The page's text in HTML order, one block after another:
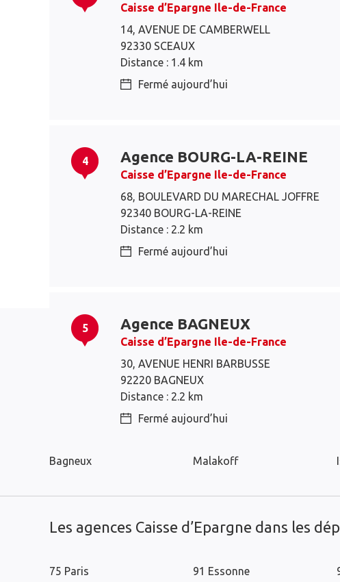
Caisse d’Epargne Ile-de-France
14, AVENUE DE CAMBERWELL
92330 SCEAUX
Distance : 1.4 km
Fermé aujourd’hui
4 Agence BOURG-LA-REINE
Caisse d’Epargne Ile-de-France
68, BOULEVARD DU MARECHAL JOFFRE
92340 BOURG-LA-REINE
Distance : 2.2 km
Fermé aujourd’hui
5 Agence BAGNEUX
Caisse d’Epargne Ile-de-France
30, AVENUE HENRI BARBUSSE
92220 BAGNEUX
Distance : 2.2 km
Fermé aujourd’hui
Fontenay-aux-Roses
Bagneux
Clamart
Malakoff
Les agences Caisse d’Epargne dans les
75 Paris 91 Essonne